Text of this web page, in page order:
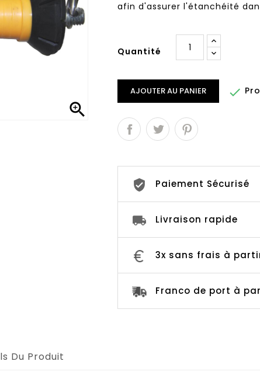

afin d'assurer l'étanchéité
Quantité
AJOUTER AU PANIER 
Paiement Sécurisé
Livraison rapide
3x sans frais à
Franco de port à
Du Produit